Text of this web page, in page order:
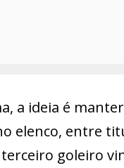
a ideia é
elenco, entre
goleiro